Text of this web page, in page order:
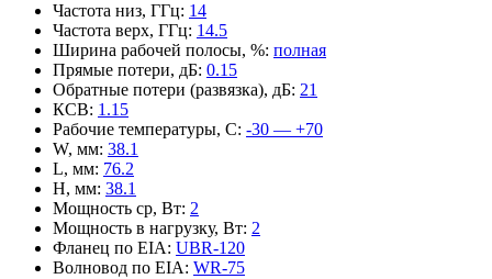
Частота низ, ГГц: 14
Частота верх, ГГц: 14.5
Ширина рабочей полосы, %: полная
Прямые потери, дБ: 0.15
Обратные потери (развязка), дБ: 21
КСВ: 1.15
Рабочие температуры, С: -30 — +70
W, мм: 38.1
L, мм: 76.2
H, мм: 38.1
Мощность ср, Вт: 2
Мощность в нагрузку, Вт: 2
Фланец по EIA: UBR-120
Волновод по EIA: WR-75